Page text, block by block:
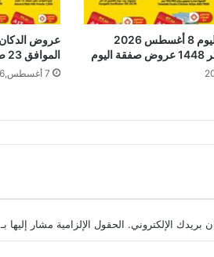
عروض الدكان اليوم 8 أغسطس 2026
الموافق 23 صفر 1448 الحق صفقة اليوم
7 أغسطس,2026
بريدك الإلكتروني. الحقول الإلزامية مشار إليها بـ